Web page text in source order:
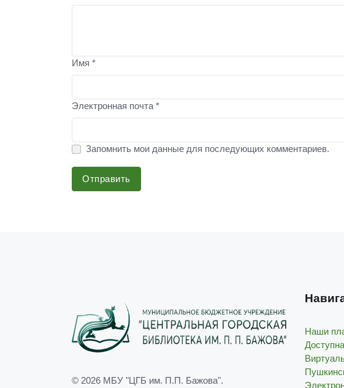
Имя *
Электронная почта *
Запомнить мои данные для последующих комментариев.
Отправить
© 2026 МБУ "ЦГБ им. П.П. Бажова".
Наши